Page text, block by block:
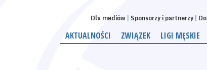
Dla mediów Sponsorzy i partnerzy
AKTUALNOŚCI ZWIĄZEK LIGI MĘSKIE